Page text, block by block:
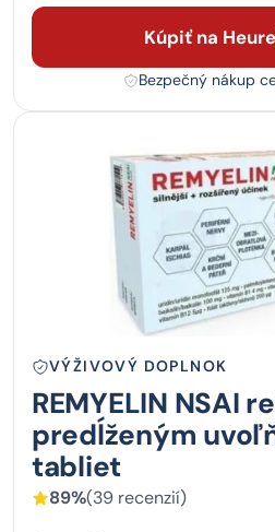
Kúpiť na
Bezpečný nákup
VÝŽIVOVÝ DOPLNOK
REMYELIN NSAI
predĺženým
tabliet
89%(39 recenzií)